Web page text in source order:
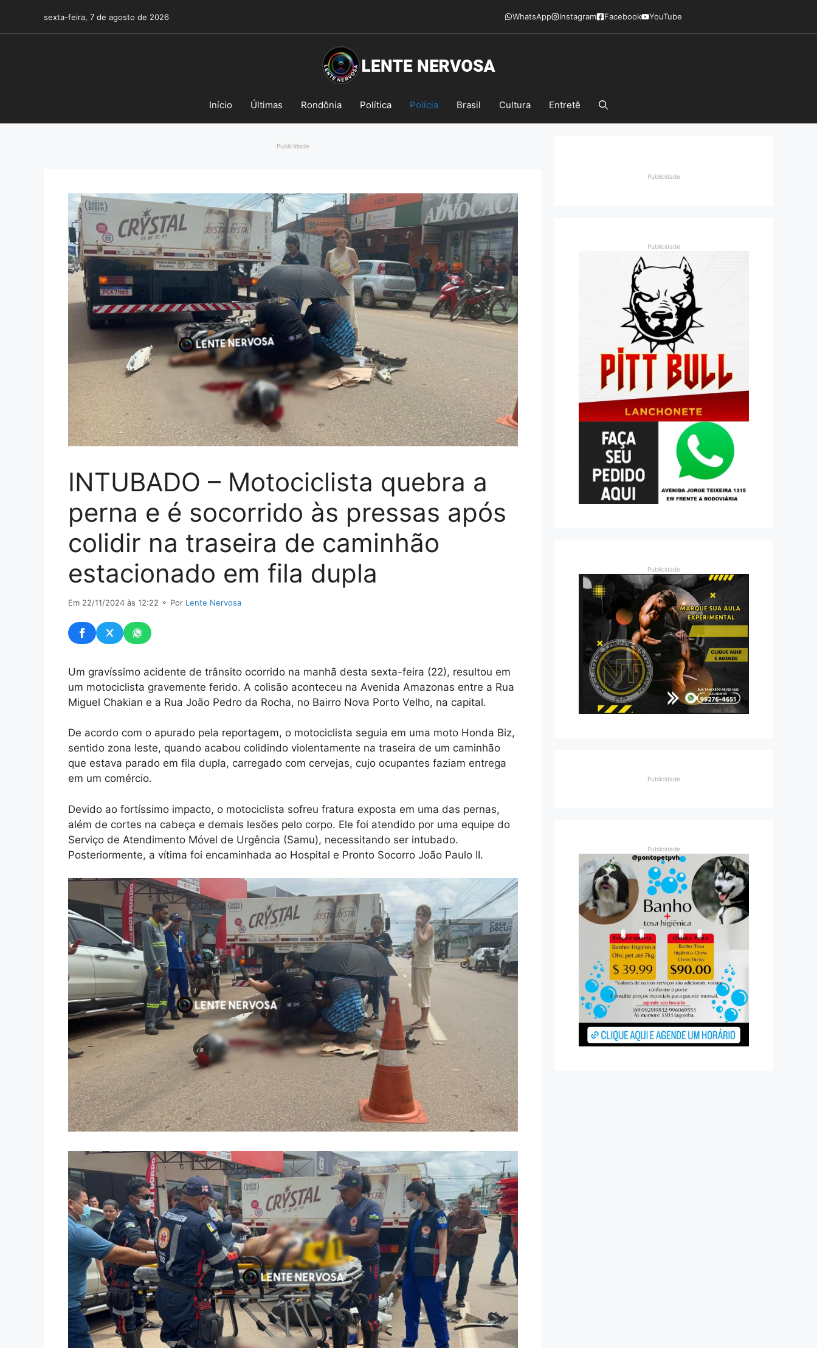
o
sexta-feira, 7 de agosto de 2026 WhatsApp Instagram Facebook YouTube
Início Últimas Rondônia Política Polícia Brasil Cultura Entretê
Publicidade
INTUBADO – Motociclista quebra a
perna e é socorrido às pressas após
colidir na traseira de caminhão
estacionado em fila dupla
Em 22/11/2024 às 12:22 ⚬ Por Lente Nervosa
Um gravíssimo acidente de trânsito ocorrido na manhã desta sexta-feira (22), resultou em
um motociclista gravemente ferido. A colisão aconteceu na Avenida Amazonas entre a Rua
Miguel Chakian e a Rua João Pedro da Rocha, no Bairro Nova Porto Velho, na capital.
De acordo com o apurado pela reportagem, o motociclista seguia em uma moto Honda Biz,
sentido zona leste, quando acabou colidindo violentamente na traseira de um caminhão
que estava parado em fila dupla, carregado com cervejas, cujo ocupantes faziam entrega
em um comércio.
Devido ao fortíssimo impacto, o motociclista sofreu fratura exposta em uma das pernas,
além de cortes na cabeça e demais lesões pelo corpo. Ele foi atendido por uma equipe do
Serviço de Atendimento Móvel de Urgência (Samu), necessitando ser intubado.
Posteriormente, a vítima foi encaminhada ao Hospital e Pronto Socorro João Paulo II.
Publicidade
Publicidade
Publicidade
Publicidade
Publicidade